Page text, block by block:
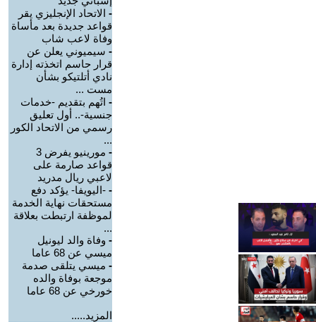
- الاتحاد الإنجليزي يقر
قواعد جديدة بعد مأساة
وفاة لاعب شاب
- سيميوني يعلن عن
قرار حاسم اتخذته إدارة
نادي أتلتيكو بشأن
مست ...
- اتُهم بتقديم -خدمات
جنسية-.. أول تعليق
رسمي من الاتحاد الكور
...
-
مورينيو يفرض 3
قواعد صارمة على
لاعبي ريال مدريد
- -اليويفا- يؤكد دفع
مستحقات نهاية الخدمة
لموظفة ارتبطت بعلاقة
...
- وفاة والد ليونيل
ميسي عن 68 عاما
- ميسي يتلقى صدمة
موجعة بوفاة والده
خورخي عن 68 عاما
المزيد.....